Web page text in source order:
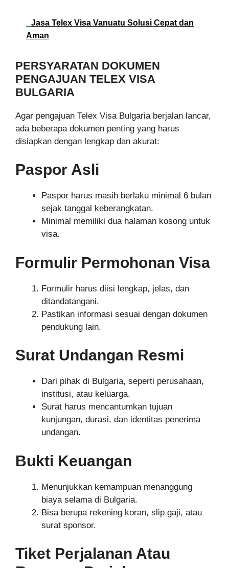
Jasa Telex Visa Vanuatu Solusi Cepat dan
Aman
PERSYARATAN DOKUMEN
PENGAJUAN TELEX VISA
BULGARIA
Agar pengajuan Telex Visa Bulgaria berjalan lancar,
ada beberapa dokumen penting yang harus
disiapkan dengan lengkap dan akurat:
Paspor Asli
Paspor harus masih berlaku minimal 6 bulan
sejak tanggal keberangkatan.
Minimal memiliki dua halaman kosong untuk
visa.
Formulir Permohonan Visa
Formulir harus diisi lengkap, jelas, dan
ditandatangani.
Pastikan informasi sesuai dengan dokumen
pendukung lain.
Surat Undangan Resmi
Dari pihak di Bulgaria, seperti perusahaan,
institusi, atau keluarga.
Surat harus mencantumkan tujuan
kunjungan, durasi, dan identitas penerima
undangan.
Bukti Keuangan
Menunjukkan kemampuan menanggung
biaya selama di Bulgaria.
Bisa berupa rekening koran, slip gaji, atau
surat sponsor.
Tiket Perjalanan Atau